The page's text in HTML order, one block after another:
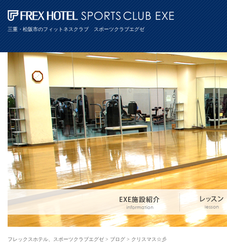
三重・松阪市のフィットネスクラブ スポーツクラブエグゼ
フレックスホテル、スポーツクラブエグゼ > ブログ > クリスマス☆彡